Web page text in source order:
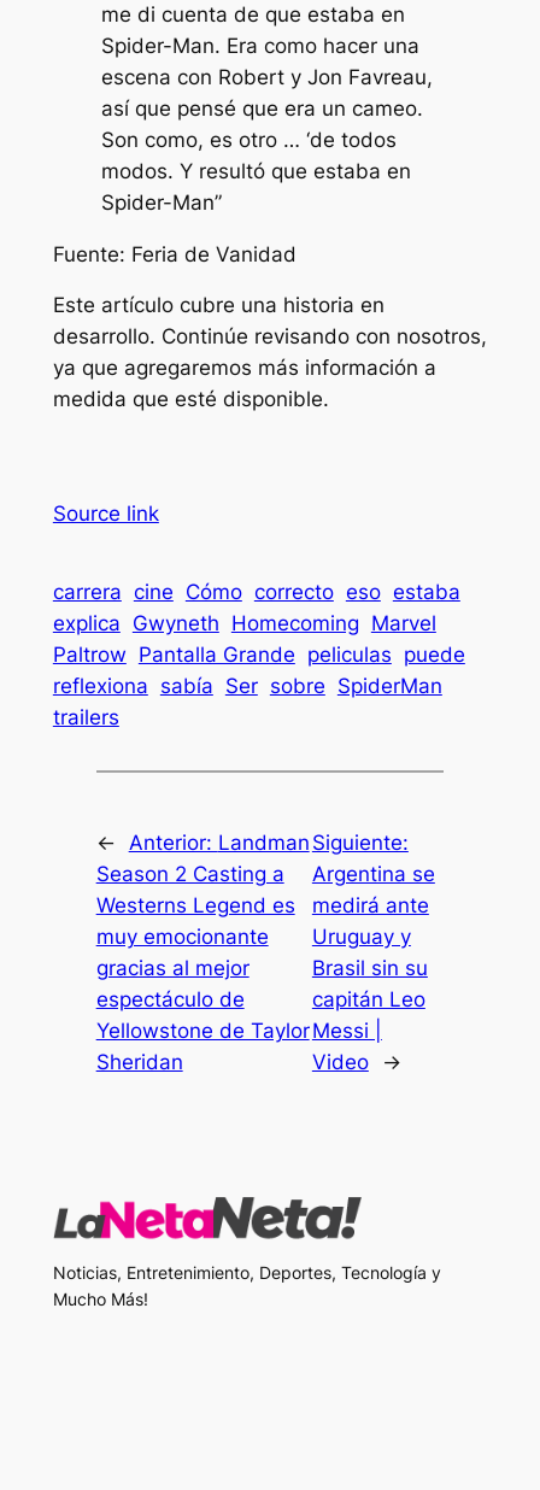
me di cuenta de que estaba en
Spider-Man. Era como hacer una
escena con Robert y Jon Favreau,
así que pensé que era un cameo.
Son como, es otro … ‘de todos
modos. Y resultó que estaba en
Spider-Man”
Fuente: Feria de Vanidad
Este artículo cubre una historia en
desarrollo. Continúe revisando con nosotros,
ya que agregaremos más información a
medida que esté disponible.
Source link
carrera cine Cómo correcto eso estaba
explica Gwyneth Homecoming Marvel
Paltrow Pantalla Grande peliculas puede
reflexiona sabía Ser sobre SpiderMan
trailers
← Anterior: Landman
Season 2 Casting a
Westerns Legend es
muy emocionante
gracias al mejor
espectáculo de
Yellowstone de Taylor
Sheridan
Siguiente:
Argentina se
medirá ante
Uruguay y
Brasil sin su
capitán Leo
Messi |
Video
→
Noticias, Entretenimiento, Deportes, Tecnología y
Mucho Más!